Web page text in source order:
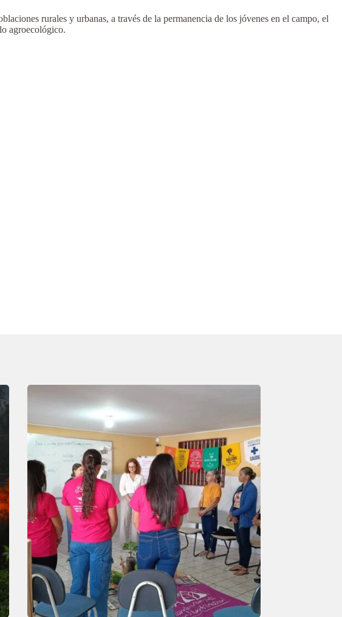
rurales y urbanas, a través de la permanencia de los jóvenes en el campo, el
agroecológico.